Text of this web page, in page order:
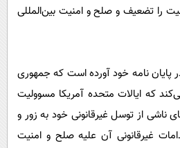
را تضعیف و صلح و امنیت بین‌المللی
پایان نامه خود آورده است که جمهوری
که ایالات متحده آمریکا مسوولیت
ناشی از توسل غیرقانونی خود به زور و
غیرقانونی آن علیه صلح و امنیت